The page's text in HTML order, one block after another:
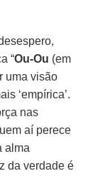
“Ou-Ou (em
uma visão
‘empírica’.
nas
aí perece
alma
da verdade é